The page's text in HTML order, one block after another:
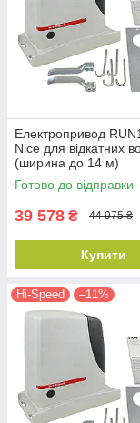
Електропривод
Nice для відкатних
(ширина до 14 м)
Готово до відправки
39 578 ₴ 44 975 ₴
Купити
Hi-Speed –11%